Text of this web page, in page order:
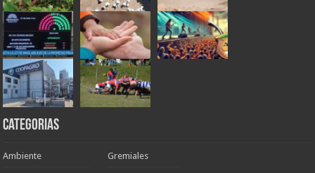
Categorias
Ambiente Gremiales